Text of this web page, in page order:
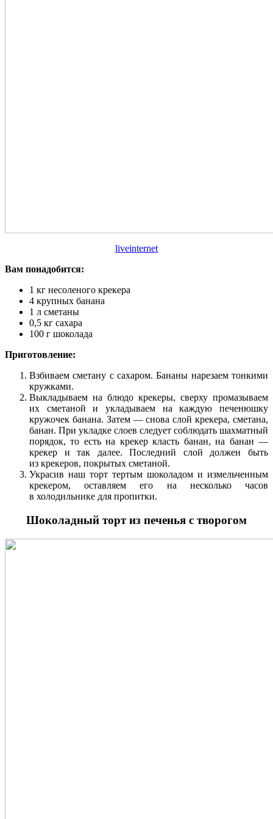
liveinternet
Вам понадобится:
1 кг несоленого крекера
4 крупных банана
1 л сметаны
0,5 кг сахара
100 г шоколада
Приготовление:
Взбиваем сметану с сахаром. Бананы нарезаем тонкими
кружками.
Выкладываем на блюдо крекеры, сверху промазываем
их сметаной и укладываем на каждую печенюшку
кружочек банана. Затем — снова слой крекера, сметана,
банан. При укладке слоев следует соблюдать шахматный
порядок, то есть на крекер класть банан, на банан —
крекер и так далее. Последний слой должен быть
из крекеров, покрытых сметаной.
Украсив наш торт тертым шоколадом и измельченным
крекером, оставляем его на несколько часов
в холодильнике для пропитки.
Шоколадный торт из печенья с творогом